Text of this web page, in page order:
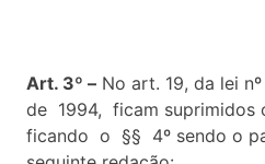
Art. 3º – No art. 19, da lei
de 1994, ficam suprimidos
ficando o §§ 4º sendo o